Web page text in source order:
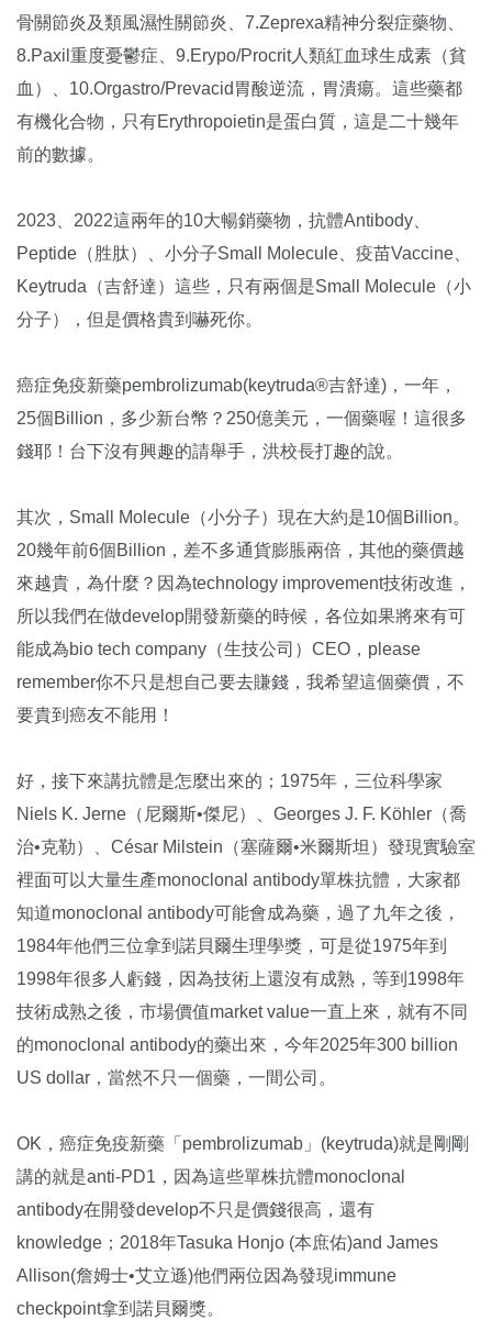
骨關節炎及類風濕性關節炎、7.Zeprexa精神分裂症藥物、
8.Paxil重度憂鬱症、9.Erypo/Procrit人類紅血球生成素（貧
血）、10.Orgastro/Prevacid胃酸逆流，胃潰瘍。這些藥都
有機化合物，只有Erythropoietin是蛋白質，這是二十幾年
前的數據。
2023、2022這兩年的10大暢銷藥物，抗體Antibody、
Peptide（胜肽）、小分子Small Molecule、疫苗Vaccine、
Keytruda（吉舒達）這些，只有兩個是Small Molecule（小
分子），但是價格貴到嚇死你。
癌症免疫新藥pembrolizumab(keytruda®吉舒達)，一年，
25個Billion，多少新台幣？250億美元，一個藥喔！這很多
錢耶！台下沒有興趣的請舉手，洪校長打趣的說。
其次，Small Molecule（小分子）現在大約是10個Billion。
20幾年前6個Billion，差不多通貨膨脹兩倍，其他的藥價越
來越貴，為什麼？因為technology improvement技術改進，
所以我們在做develop開發新藥的時候，各位如果將來有可
能成為bio tech company（生技公司）CEO，please
remember你不只是想自己要去賺錢，我希望這個藥價，不
要貴到癌友不能用！
好，接下來講抗體是怎麼出來的；1975年，三位科學家
Niels K. Jerne（尼爾斯•傑尼）、Georges J. F. Köhler（喬
治•克勒）、César Milstein（塞薩爾•米爾斯坦）發現實驗室
裡面可以大量生產monoclonal antibody單株抗體，大家都
知道monoclonal antibody可能會成為藥，過了九年之後，
1984年他們三位拿到諾貝爾生理學獎，可是從1975年到
1998年很多人虧錢，因為技術上還沒有成熟，等到1998年
技術成熟之後，市場價值market value一直上來，就有不同
的monoclonal antibody的藥出來，今年2025年300 billion
US dollar，當然不只一個藥，一間公司。
OK，癌症免疫新藥「pembrolizumab」(keytruda)就是剛剛
講的就是anti-PD1，因為這些單株抗體monoclonal
antibody在開發develop不只是價錢很高，還有
knowledge；2018年Tasuka Honjo (本庶佑)and James
Allison(詹姆士•艾立遜)他們兩位因為發現immune
checkpoint拿到諾貝爾獎。